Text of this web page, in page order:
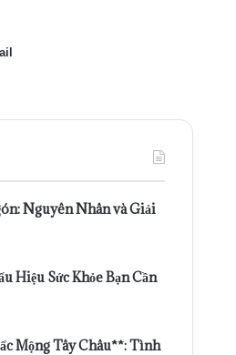
Nguyên Nhân và Giải
Hiệu Sức Khỏe Bạn Cần
Mộng Tây Châu**: Tình